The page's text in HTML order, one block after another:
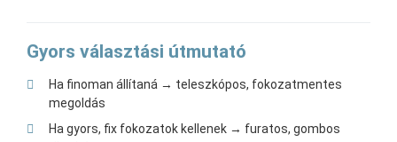
Gyors választási útmutató
Ha finoman állítaná → teleszkópos, fokozatmentes
megoldás
Ha gyors, fix fokozatok kellenek → furatos, gombos